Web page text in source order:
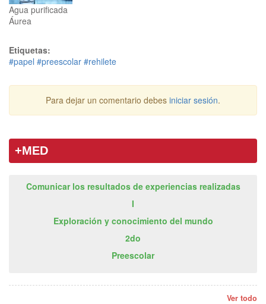
Agua purificada
Áurea
Etiquetas:
#papel #preescolar #rehilete
Para dejar un comentario debes iniciar sesión.
+MED
Comunicar los resultados de experiencias realizadas
I
Exploración y conocimiento del mundo
2do
Preescolar
Ver todo